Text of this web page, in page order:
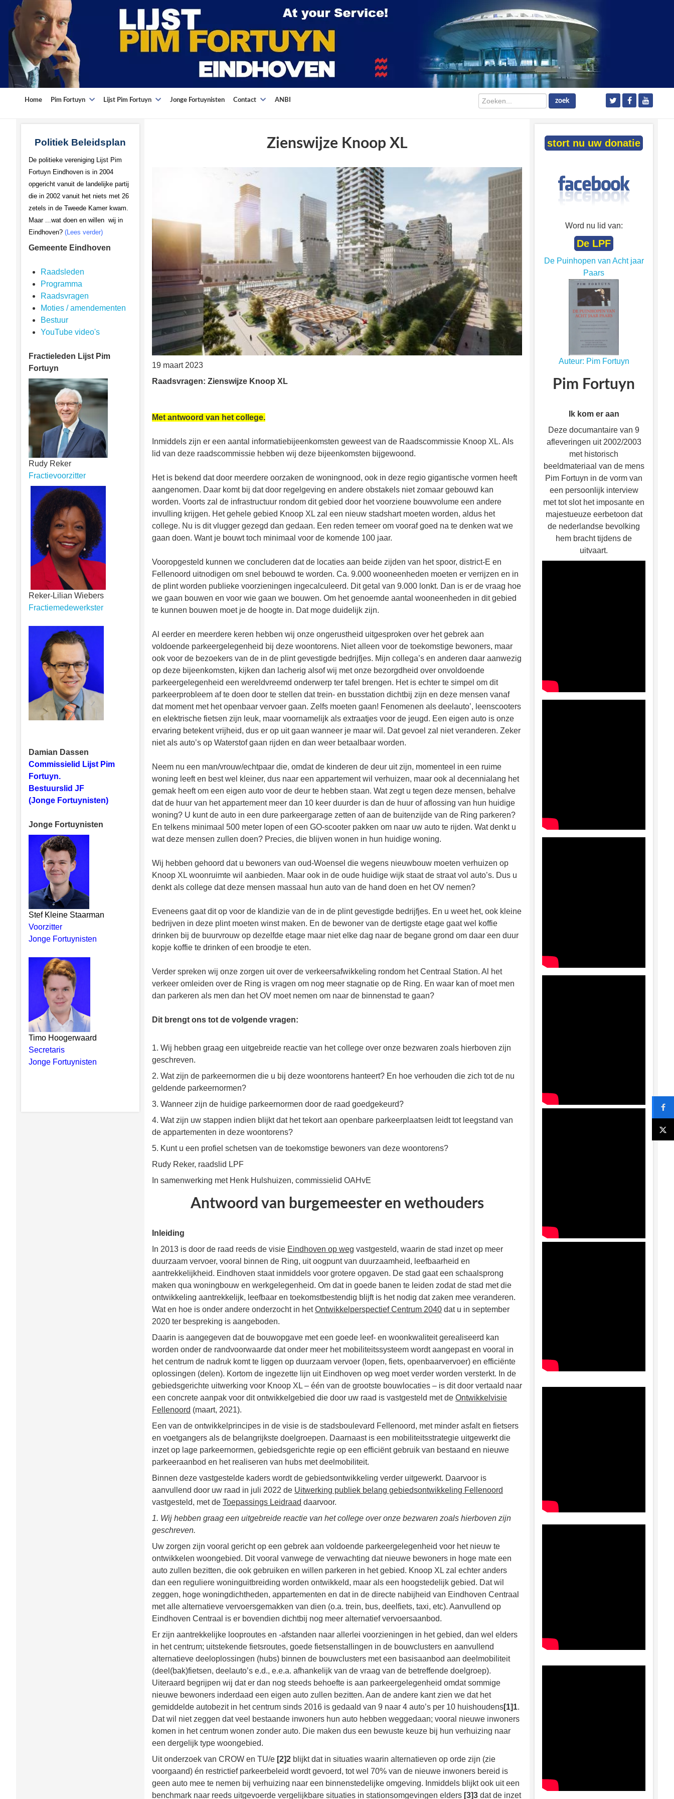
Home Pim Fortuyn Lijst Pim Fortuyn Jonge Fortuynisten Contact ANBI Zoeken... zoek
Politiek Beleidsplan
De politieke vereniging Lijst Pim
Fortuyn Eindhoven is in 2004
opgericht vanuit de landelijke partij
die in 2002 vanuit het niets met 26
zetels in de Tweede Kamer kwam.
Maar ...wat doen en willen wij in
Eindhoven? (Lees verder)
Gemeente Eindhoven
Raadsleden
Programma
Raadsvragen
Moties / amendementen
Bestuur
YouTube video's
Fractieleden Lijst Pim
Fortuyn
Rudy Reker
Fractievoorzitter
Reker-Lilian Wiebers
Fractiemedewerkster
Damian Dassen
Commissielid Lijst Pim
Fortuyn.
Bestuurslid JF
(Jonge Fortuynisten)
Jonge Fortuynisten
Stef Kleine Staarman
Voorzitter
Jonge Fortuynisten
Timo Hoogerwaard
Secretaris
Jonge Fortuynisten
Zienswijze Knoop XL
19 maart 2023
Raadsvragen: Zienswijze Knoop XL
Met antwoord van het college.
Inmiddels zijn er een aantal informatiebijeenkomsten geweest van de Raadscommissie Knoop XL. Als
lid van deze raadscommissie hebben wij deze bijeenkomsten bijgewoond.
Het is bekend dat door meerdere oorzaken de woningnood, ook in deze regio gigantische vormen heeft
aangenomen. Daar komt bij dat door regelgeving en andere obstakels niet zomaar gebouwd kan
worden. Voorts zal de infrastructuur rondom dit gebied door het voorziene bouwvolume een andere
invulling krijgen. Het gehele gebied Knoop XL zal een nieuw stadshart moeten worden, aldus het
college. Nu is dit vlugger gezegd dan gedaan. Een reden temeer om vooraf goed na te denken wat we
gaan doen. Want je bouwt toch minimaal voor de komende 100 jaar.
Vooropgesteld kunnen we concluderen dat de locaties aan beide zijden van het spoor, district-E en
Fellenoord uitnodigen om snel bebouwd te worden. Ca. 9.000 wooneenheden moeten er verrijzen en in
de plint worden publieke voorzieningen ingecalculeerd. Dit getal van 9.000 lonkt. Dan is er de vraag hoe
we gaan bouwen en voor wie gaan we bouwen. Om het genoemde aantal wooneenheden in dit gebied
te kunnen bouwen moet je de hoogte in. Dat moge duidelijk zijn.
Al eerder en meerdere keren hebben wij onze ongerustheid uitgesproken over het gebrek aan
voldoende parkeergelegenheid bij deze woontorens. Niet alleen voor de toekomstige bewoners, maar
ook voor de bezoekers van de in de plint gevestigde bedrijfjes. Mijn collega’s en anderen daar aanwezig
op deze bijeenkomsten, kijken dan lacherig alsof wij met onze bezorgdheid over onvoldoende
parkeergelegenheid een wereldvreemd onderwerp ter tafel brengen. Het is echter te simpel om dit
parkeerprobleem af te doen door te stellen dat trein- en busstation dichtbij zijn en deze mensen vanaf
dat moment met het openbaar vervoer gaan. Zelfs moeten gaan! Fenomenen als deelauto’, leenscooters
en elektrische fietsen zijn leuk, maar voornamelijk als extraatjes voor de jeugd. Een eigen auto is onze
ervaring betekent vrijheid, dus er op uit gaan wanneer je maar wil. Dat gevoel zal niet veranderen. Zeker
niet als auto’s op Waterstof gaan rijden en dan weer betaalbaar worden.
Neem nu een man/vrouw/echtpaar die, omdat de kinderen de deur uit zijn, momenteel in een ruime
woning leeft en best wel kleiner, dus naar een appartement wil verhuizen, maar ook al decennialang het
gemak heeft om een eigen auto voor de deur te hebben staan. Wat zegt u tegen deze mensen, behalve
dat de huur van het appartement meer dan 10 keer duurder is dan de huur of aflossing van hun huidige
woning? U kunt de auto in een dure parkeergarage zetten of aan de buitenzijde van de Ring parkeren?
En telkens minimaal 500 meter lopen of een GO-scooter pakken om naar uw auto te rijden. Wat denkt u
wat deze mensen zullen doen? Precies, die blijven wonen in hun huidige woning.
Wij hebben gehoord dat u bewoners van oud-Woensel die wegens nieuwbouw moeten verhuizen op
Knoop XL woonruimte wil aanbieden. Maar ook in de oude huidige wijk staat de straat vol auto’s. Dus u
denkt als college dat deze mensen massaal hun auto van de hand doen en het OV nemen?
Eveneens gaat dit op voor de klandizie van de in de plint gevestigde bedrijfjes. En u weet het, ook kleine
bedrijven in deze plint moeten winst maken. En de bewoner van de dertigste etage gaat wel koffie
drinken bij de buurvrouw op dezelfde etage maar niet elke dag naar de begane grond om daar een duur
kopje koffie te drinken of een broodje te eten.
Verder spreken wij onze zorgen uit over de verkeersafwikkeling rondom het Centraal Station. Al het
verkeer omleiden over de Ring is vragen om nog meer stagnatie op de Ring. En waar kan of moet men
dan parkeren als men dan het OV moet nemen om naar de binnenstad te gaan?
Dit brengt ons tot de volgende vragen:
1. Wij hebben graag een uitgebreide reactie van het college over onze bezwaren zoals hierboven zijn
geschreven.
2. Wat zijn de parkeernormen die u bij deze woontorens hanteert? En hoe verhouden die zich tot de nu
geldende parkeernormen?
3. Wanneer zijn de huidige parkeernormen door de raad goedgekeurd?
4. Wat zijn uw stappen indien blijkt dat het tekort aan openbare parkeerplaatsen leidt tot leegstand van
de appartementen in deze woontorens?
5. Kunt u een profiel schetsen van de toekomstige bewoners van deze woontorens?
Rudy Reker, raadslid LPF
In samenwerking met Henk Hulshuizen, commissielid OAHvE
Antwoord van burgemeester en wethouders
Inleiding
In 2013 is door de raad reeds de visie Eindhoven op weg vastgesteld, waarin de stad inzet op meer
duurzaam vervoer, vooral binnen de Ring, uit oogpunt van duurzaamheid, leefbaarheid en
aantrekkelijkheid. Eindhoven staat inmiddels voor grotere opgaven. De stad gaat een schaalsprong
maken qua woningbouw en werkgelegenheid. Om dat in goede banen te leiden zodat de stad met die
ontwikkeling aantrekkelijk, leefbaar en toekomstbestendig blijft is het nodig dat zaken mee veranderen.
Wat en hoe is onder andere onderzocht in hetOntwikkelperspectief Centrum 2040 dat u in september
2020 ter bespreking is aangeboden.
Daarin is aangegeven dat de bouwopgave met een goede leef- en woonkwaliteit gerealiseerd kan
worden onder de randvoorwaarde dat onder meer het mobiliteitssysteem wordt aangepast en vooral in
het centrum de nadruk komt te liggen op duurzaam vervoer (lopen, fiets, openbaarvervoer) en efficiënte
oplossingen (delen). Kortom de ingezette lijn uit Eindhoven op weg moet verder worden versterkt. In de
gebiedsgerichte uitwerking voor Knoop XL – één van de grootste bouwlocaties – is dit door vertaald naar
een concrete aanpak voor dit ontwikkelgebied die door uw raad is vastgesteld met de Ontwikkelvisie
Fellenoord (maart, 2021).
Een van de ontwikkelprincipes in de visie is de stadsboulevard Fellenoord, met minder asfalt en fietsers
en voetgangers als de belangrijkste doelgroepen. Daarnaast is een mobiliteitsstrategie uitgewerkt die
inzet op lage parkeernormen, gebiedsgerichte regie op een efficiënt gebruik van bestaand en nieuwe
parkeeraanbod en het realiseren van hubs met deelmobiliteit.
Binnen deze vastgestelde kaders wordt de gebiedsontwikkeling verder uitgewerkt. Daarvoor is
aanvullend door uw raad in juli 2022 de Uitwerking publiek belang gebiedsontwikkeling Fellenoord
vastgesteld, met de Toepassings Leidraad daarvoor.
1. Wij hebben graag een uitgebreide reactie van het college over onze bezwaren zoals hierboven zijn
geschreven.
Uw zorgen zijn vooral gericht op een gebrek aan voldoende parkeergelegenheid voor het nieuw te
ontwikkelen woongebied. Dit vooral vanwege de verwachting dat nieuwe bewoners in hoge mate een
auto zullen bezitten, die ook gebruiken en willen parkeren in het gebied. Knoop XL zal echter anders
dan een reguliere woninguitbreiding worden ontwikkeld, maar als een hoogstedelijk gebied. Dat wil
zeggen, hoge woningdichtheden, appartementen en dat in de directe nabijheid van Eindhoven Centraal
met alle alternatieve vervoersgemakken van dien (o.a. trein, bus, deelfiets, taxi, etc). Aanvullend op
Eindhoven Centraal is er bovendien dichtbij nog meer alternatief vervoersaanbod.
Er zijn aantrekkelijke looproutes en -afstanden naar allerlei voorzieningen in het gebied, dan wel elders
in het centrum; uitstekende fietsroutes, goede fietsenstallingen in de bouwclusters en aanvullend
alternatieve deeloplossingen (hubs) binnen de bouwclusters met een basisaanbod aan deelmobiliteit
(deel(bak)fietsen, deelauto’s e.d., e.e.a. afhankelijk van de vraag van de betreffende doelgroep).
Uiteraard begrijpen wij dat er dan nog steeds behoefte is aan parkeergelegenheid omdat sommige
nieuwe bewoners inderdaad een eigen auto zullen bezitten. Aan de andere kant zien we dat het
gemiddelde autobezit in het centrum sinds 2016 is gedaald van 9 naar 4 auto’s per 10 huishoudens[1]1.
Dat wil niet zeggen dat veel bestaande inwoners hun auto hebben weggedaan; vooral nieuwe inwoners
komen in het centrum wonen zonder auto. Die maken dus een bewuste keuze bij hun verhuizing naar
een dergelijk type woongebied.
Uit onderzoek van CROW en TU/e [2]2 blijkt dat in situaties waarin alternatieven op orde zijn (zie
voorgaand) én restrictief parkeerbeleid wordt gevoerd, tot wel 70% van de nieuwe inwoners bereid is
geen auto mee te nemen bij verhuizing naar een binnenstedelijke omgeving. Inmiddels blijkt ook uit een
benchmark naar reeds uitgevoerde vergelijkbare situaties in stationsomgevingen elders [3]3 dat de inzet
stort nu uw donatie
Word nu lid van:
De LPF
De Puinhopen van Acht jaar
Paars
Auteur: Pim Fortuyn
Pim Fortuyn
Ik kom er aan
Deze documantaire van 9
afleveringen uit 2002/2003
met historisch
beeldmateriaal van de mens
Pim Fortuyn in de vorm van
een persoonlijk interview
met tot slot het imposante en
majestueuze eerbetoon dat
de nederlandse bevolking
hem bracht tijdens de
uitvaart.